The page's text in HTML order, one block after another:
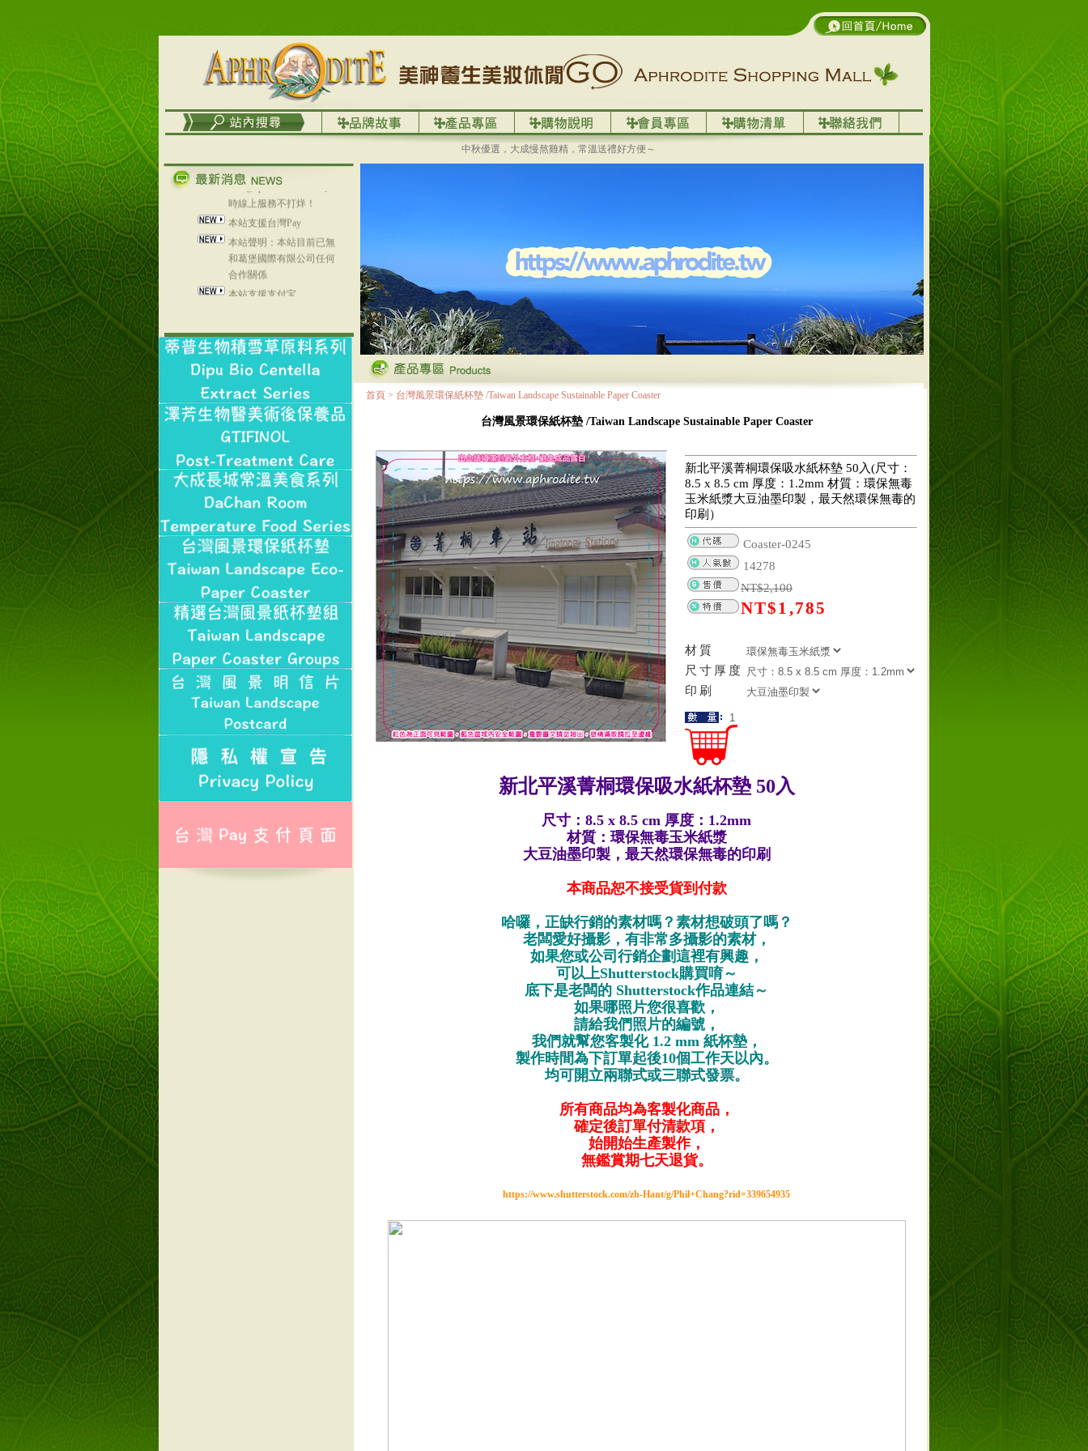
中秋優選，大成慢熬雞精，常溫送禮好方便～
地區～
在外租屋者、居住處無管
理員、不方便在工作地點
取件者，歡迎多多使用
【郵局i郵箱】的服務喔～
【i郵箱】設立的地點，請
進入內頁連結～
Line@aphrodite2020 24小
時線上服務不打烊！
本站支援台灣Pay
本站聲明：本站目前已無
和葛堡國際有限公司任何
合作關係
本站支援支付宝
2017年1月1日起，中国大
首頁 > 台灣風景環保紙杯墊 /Taiwan Landscape Sustainable Paper Coaster
台灣風景環保紙杯墊 /Taiwan Landscape Sustainable Paper Coaster
新北平溪菁桐環保吸水紙杯墊 50入(尺寸：
8.5 x 8.5 cm 厚度：1.2mm 材質：環保無毒
玉米紙漿大豆油墨印製，最天然環保無毒的
印刷）
Coaster-0245
14278
NT$2,100
NT$1,785
材質
尺寸厚度
印刷
新北平溪菁桐環保吸水紙杯墊 50入
尺寸：8.5 x 8.5 cm 厚度：1.2mm
材質：環保無毒玉米紙漿
大豆油墨印製，最天然環保無毒的印刷
本商品恕不接受貨到付款
哈囉，正缺行銷的素材嗎？素材想破頭了嗎？
老闆愛好攝影，有非常多攝影的素材，
如果您或公司行銷企劃這裡有興趣，
可以上Shutterstock購買唷～
底下是老闆的 Shutterstock作品連結～
如果哪照片您很喜歡，
請給我們照片的編號，
我們就幫您客製化 1.2 mm 紙杯墊，
製作時間為下訂單起後10個工作天以內。
均可開立兩聯式或三聯式發票。
所有商品均為客製化商品，
確定後訂單付清款項，
始開始生產製作，
無鑑賞期七天退貨。
https://www.shutterstock.com/zh-Hant/g/Phil+Chang?rid=339654935